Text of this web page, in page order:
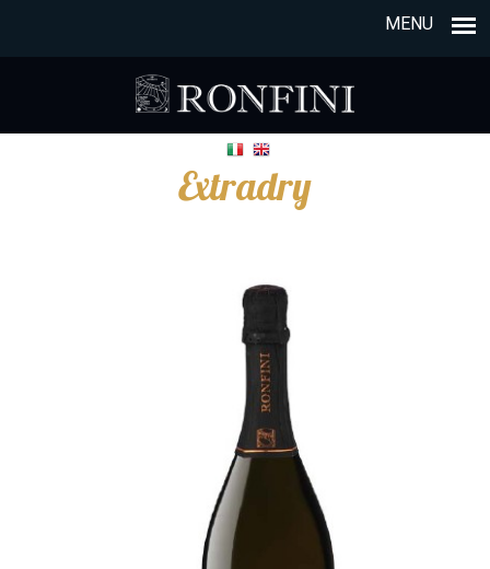
MENU
Extradry